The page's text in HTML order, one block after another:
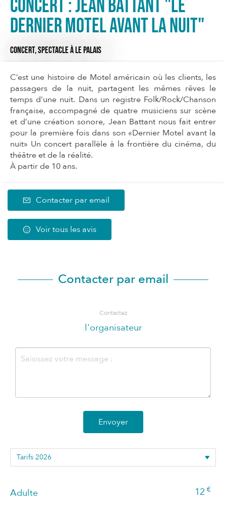
Concert : Jean Battant "Le
Dernier Motel avant la Nuit"
CONCERT,SPECTACLEÀ LE PALAIS
C’est une histoire de Motel américain où les clients, les
passagers de la nuit, partagent les mêmes rêves le
temps d’une nuit. Dans un registre Folk/Rock/Chanson
française, accompagné de quatre musiciens sur scène
et d’une création sonore, Jean Battant nous fait entrer
pour la première fois dans son «Dernier Motel avant la
nuit» Un concert parallèle à la frontière du cinéma, du
théâtre et de la réalité.
À partir de 10 ans.
Contacter par email
Voir tous les avis
Contacter par email
Contactez
l'organisateur
Envoyer
Adulte 12 €